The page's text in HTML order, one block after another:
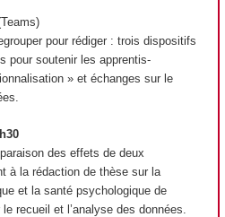
pour rédiger : trois dispositifs
pour soutenir les apprentis-
» et échanges sur le
des effets de deux
à la rédaction de thèse sur la
et la santé psychologique de
recueil et l’analyse des données.